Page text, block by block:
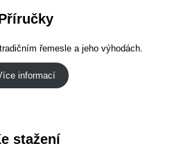
řemesle a jeho výhodách.
informací
stažení